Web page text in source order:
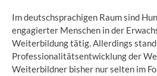
Im deutschsprachigen Raum sind
engagierter Menschen in der
Weiterbildung tätig. Allerdings
Professionalitätsentwicklung der
Weiterbildner bisher nur selten im